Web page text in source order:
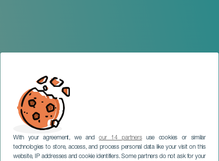
With your agreement, we andour 14 partnersuse cookies or similar
technologies to store, access, and process personal data like your visit on this
website, IP addresses and cookie identifiers. Some partners do not ask for your